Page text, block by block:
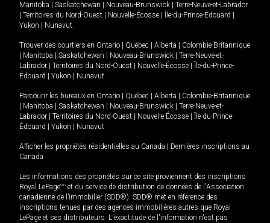
Manitoba
Saskatchewan Nouveau-Brunswick
Terre-Neuve-et-Labrador
Territoires du Nord-Ouest Nouvelle-Écosse Île-du-Prince-Édouard
Yukon
Nunavut.
Trouver des courtiers en Ontario Québec Alberta
Colombie-Britannique
Manitoba Saskatchewan Nouveau-Brunswick
Terre-Neuve-et-
Labrador
Territoires du Nord-Ouest Nouvelle-Écosse
Île-du-Prince-
Édouard
Yukon Nunavut
Parcourir les bureaux en Ontario Québec Alberta
Colombie-Britannique
Manitoba Saskatchewan Nouveau-Brunswick
Terre-Neuve-et-
Labrador
Territoires du Nord-Ouest Nouvelle-Écosse
Île-du-Prince-
Édouard
Yukon Nunavut
Afficher les propriétés résidentielles au Canada
Dernières inscriptions au
Canada
Les informations des propriétés sur ce site proviennent des inscriptions
Royal LePageMD et du service de distribution de données de l'Association
canadienne de l’immobilier (SDD®). SDD® met en référence des
inscriptions tenues par des agences immobilières autres que Royal
LePage et ses distributeurs. L'exactitude de l'information n'est pas